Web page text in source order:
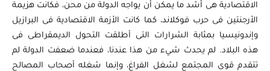
الاقتصادية هى أشد ما يمكن أن يواجه الدولة من محن، فكانت هزيمة
الأرجنتين فى حرب فوكلاند، كما كانت الأزمة الاقتصادية فى البرازيل
وإندونيسيا بمثابة الشرارات التى أطلقت التحول الديمقراطى فى
هذه البلاد. لم يحدث شيء من هذا عندنا، فعندما ضعفت الدولة لم
تتقدم قوى المجتمع لشغل الفراغ، وإنما شغله أصحاب المصالح